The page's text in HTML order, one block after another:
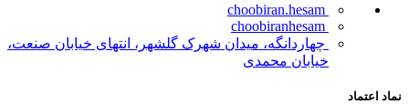
چهاردانگه، میدان شهرک گلشهر، انتهای خیابان صنعت،
خیابان محمدی
نماد اعتماد